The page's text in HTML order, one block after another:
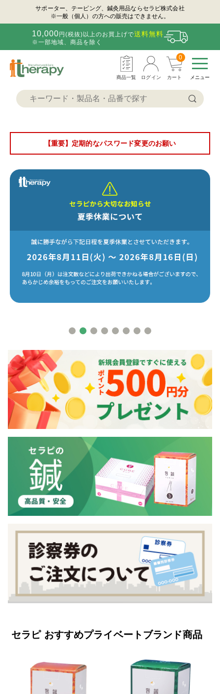
サポーター、テーピング、鍼灸用品ならセラピ株式会社
※一般（個人）の方への販売はできません。
10,000 円(税抜)以上のお買上げで送料無料
※一部地域、商品を除く
商品一覧 ログイン
0
カート メニュー
【重要】定期的なパスワード変更のお願い
セラピ おすすめプライベートブランド商品